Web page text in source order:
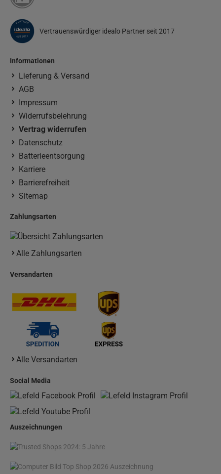
Vertrauenswürdiger idealo Partner seit 2017
Informationen
Lieferung & Versand
AGB
Impressum
Widerrufsbelehrung
Vertrag widerrufen
Datenschutz
Batterieentsorgung
Karriere
Barrierefreiheit
Sitemap
Zahlungsarten
Alle Zahlungsarten
Versandarten
Alle Versandarten
Social Media
Auszeichnungen